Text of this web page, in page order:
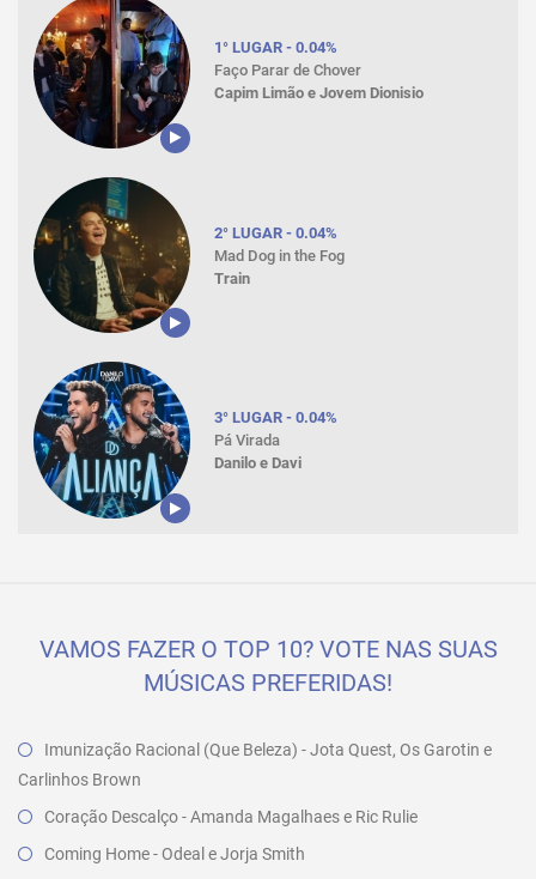
1° LUGAR - 0.04%
Faço Parar de Chover
Capim Limão e Jovem Dionisio
2° LUGAR - 0.04%
Mad Dog in the Fog
Train
3° LUGAR - 0.04%
Pá Virada
Danilo e Davi
VAMOS FAZER O TOP 10? VOTE NAS SUAS
MÚSICAS PREFERIDAS!
Imunização Racional (Que Beleza) - Jota Quest, Os Garotin e
Carlinhos Brown
Coração Descalço - Amanda Magalhaes e Ric Rulie
Coming Home - Odeal e Jorja Smith